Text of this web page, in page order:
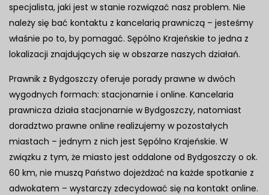
specjalista, jaki jest w stanie rozwiązać nasz problem. Nie
należy się bać kontaktu z kancelarią prawniczą – jesteśmy
właśnie po to, by pomagać. Sępólno Krajeńskie to jedna z
lokalizacji znajdujących się w obszarze naszych działań.
Prawnik z Bydgoszczy oferuje porady prawne w dwóch
wygodnych formach: stacjonarnie i online. Kancelaria
prawnicza działa stacjonarnie w Bydgoszczy, natomiast
doradztwo prawne online realizujemy w pozostałych
miastach – jednym z nich jest Sępólno Krajeńskie. W
związku z tym, że miasto jest oddalone od Bydgoszczy o ok.
60 km, nie muszą Państwo dojeżdżać na każde spotkanie z
adwokatem – wystarczy zdecydować się na kontakt online.